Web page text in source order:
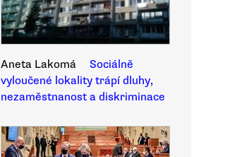
Aneta Lakomá
Sociálně
vyloučené lokality trápí dluhy,
nezaměstnanost a diskriminace